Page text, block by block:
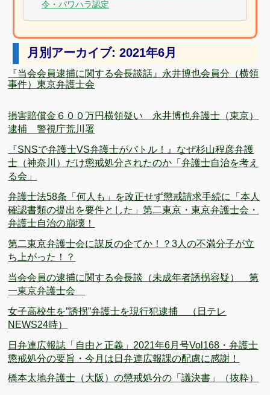
令・パワハラ認定
月別アーカイブ: 2021年6月
『当会会員逮捕に関する会長談話』永井博也会員分（横領
事件）東京弁護士会
損害賠償金６００万円横領疑い 永井博也弁護士（東京）
逮捕 警視庁荒川署
『SNSで弁護士VS弁護士がバトル！』なぜ杉山程彦弁護
士（神奈川）だけ懲戒処分されたのか「弁護士自治を考え
る会」
弁護士法58条「何人も」を改正せず懲戒請求手続に「本人
確認書類の提出を要件とした」第二東京・東京弁護士会・
弁護士自治の崩壊！
第二東京弁護士会に謀反の企てか！？3人の不満分子が立
ち上がった！？
当会会員の逮捕に関する会長談（未成年者誘拐容疑） 第
一東京弁護士会
女子高校生を”誘拐”弁護士を現行犯逮捕 （日テレ
NEWS24時）
日弁連広報誌「自由と正義」2021年6月号Vol168・弁護士
懲戒処分の要旨・今月は日弁連広報課の配慮に感謝！
橋本太地弁護士（大阪）の懲戒処分の「議決書」（抜粋）